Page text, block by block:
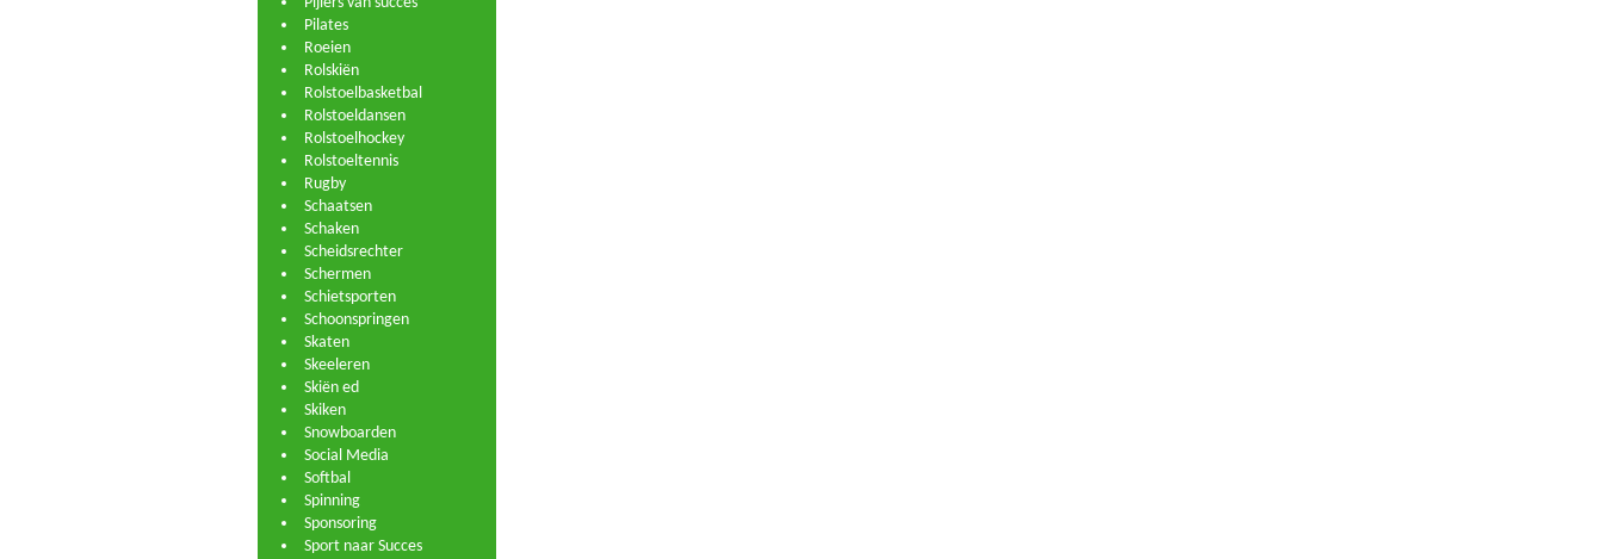
Pilates
Roeien
Rolskiën
Rolstoelbasketbal
Rolstoeldansen
Rolstoelhockey
Rolstoeltennis
Rugby
Schaatsen
Schaken
Scheidsrechter
Schermen
Schietsporten
Schoonspringen
Skaten
Skeeleren
Skiën ed
Skiken
Snowboarden
Social Media
Softbal
Spinning
Sponsoring
Sport naar Succes